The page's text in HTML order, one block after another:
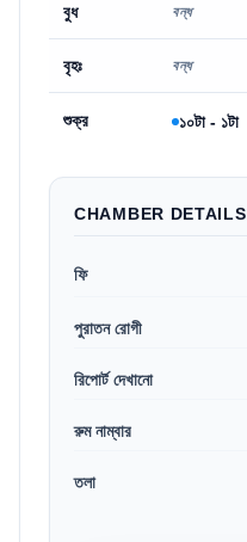
বুধ বন্ধ
বৃহঃ বন্ধ
শুক্র ১০টা - ১টা
CHAMBER DETAILS
ফি
পুরাতন রোগী
রিপোর্ট দেখানো
রুম নাম্বার
তলা